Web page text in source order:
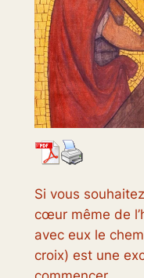
Si vous
cœur même de
avec eux le
croix) est une